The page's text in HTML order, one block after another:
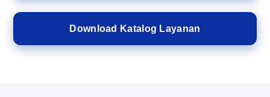
Download Katalog Layanan